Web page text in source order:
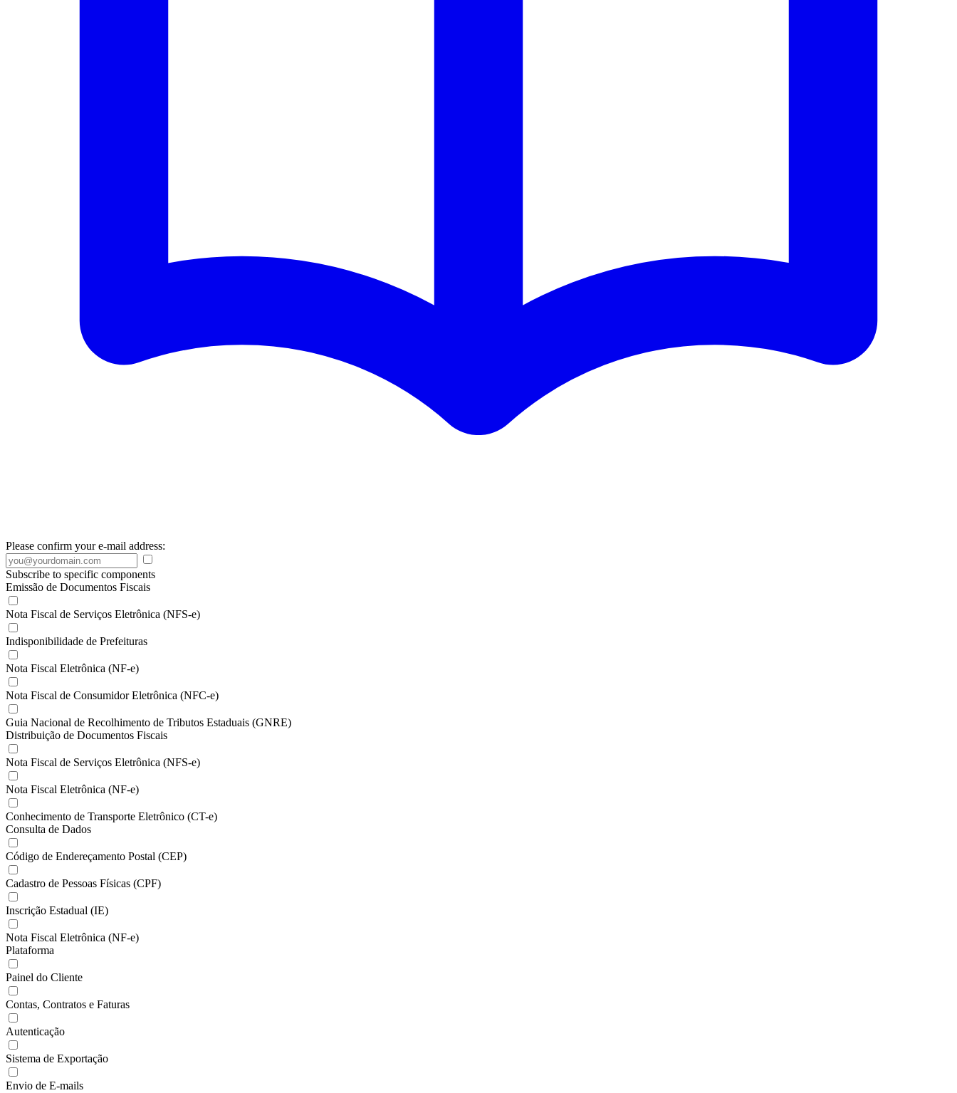
Please confirm your e-mail address:
Subscribe to specific components
Emissão de Documentos Fiscais
Nota Fiscal de Serviços Eletrônica (NFS-e)
Indisponibilidade de Prefeituras
Nota Fiscal Eletrônica (NF-e)
Nota Fiscal de Consumidor Eletrônica (NFC-e)
Guia Nacional de Recolhimento de Tributos Estaduais (GNRE)
Distribuição de Documentos Fiscais
Nota Fiscal de Serviços Eletrônica (NFS-e)
Nota Fiscal Eletrônica (NF-e)
Conhecimento de Transporte Eletrônico (CT-e)
Consulta de Dados
Código de Endereçamento Postal (CEP)
Cadastro de Pessoas Físicas (CPF)
Inscrição Estadual (IE)
Nota Fiscal Eletrônica (NF-e)
Plataforma
Painel do Cliente
Contas, Contratos e Faturas
Autenticação
Sistema de Exportação
Envio de E-mails